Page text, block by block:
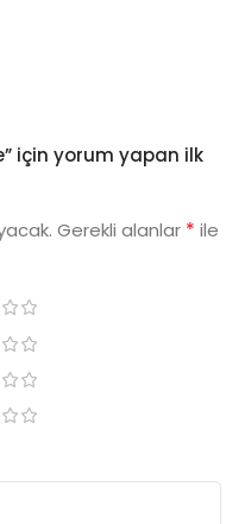
için yorum yapan ilk
Gerekli alanlar * ile